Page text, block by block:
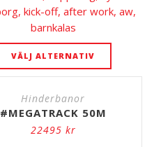
VÄLJ ALTERNATIV
Hinderbanor
#MEGATRACK 50M
22495 kr